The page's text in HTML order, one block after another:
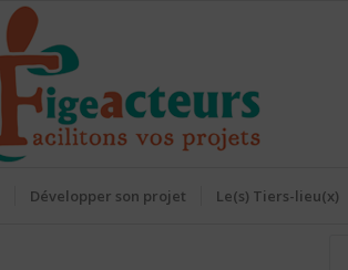
Développer son projet Le(s) Tiers-lieu(x)